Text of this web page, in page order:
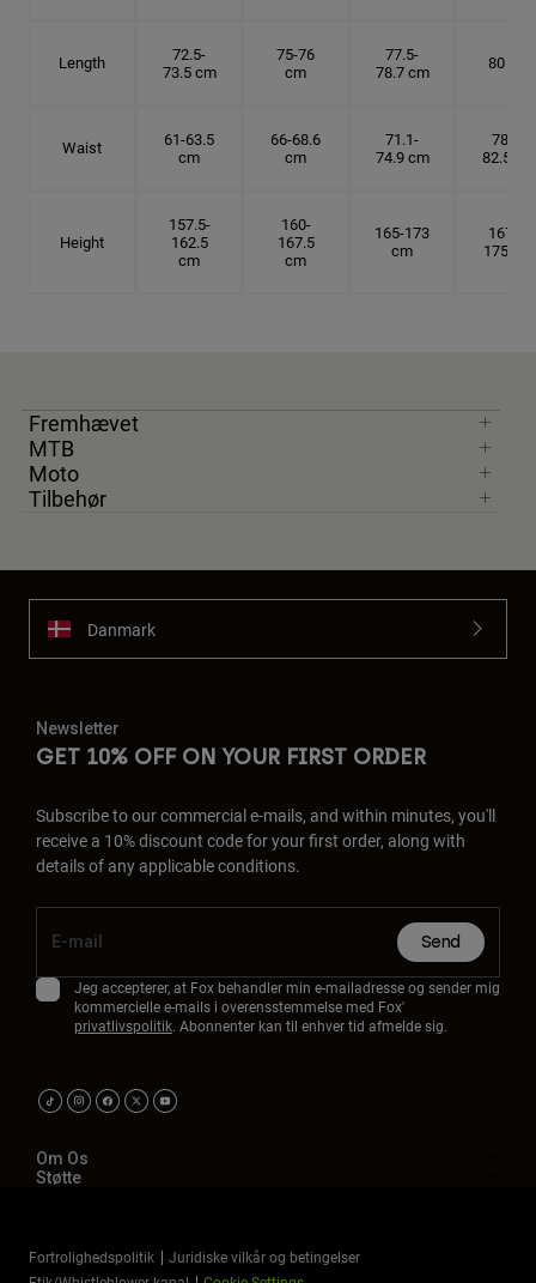
Length
72.5-
73.5 cm
75-76
cm
77.5-
78.7 cm
80 cm
Waist
61-63.5
cm
66-68.6
cm
71.1-
74.9 cm
78.7-
82.5 cm
Height
157.5-
162.5
cm
160-
167.5
cm
165-173
cm
167.5-
175 cm
Fremhævet
MTB
Moto
Tilbehør
Danmark
Newsletter
GET 10% OFF ON YOUR FIRST ORDER
Subscribe to our commercial e-mails, and within minutes, you'll
receive a 10% discount code for your first order, along with
details of any applicable conditions.
Send
Jeg accepterer, at Fox behandler min e-mailadresse og sender mig
kommercielle e-mails i overensstemmelse med Fox'
privatlivspolitik. Abonnenter kan til enhver tid afmelde sig.
Om Os
Støtte
Fortrolighedspolitik
Juridiske vilkår og betingelser